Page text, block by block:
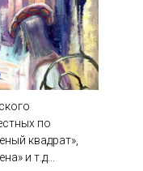
по
квадрат»,
и т.д...